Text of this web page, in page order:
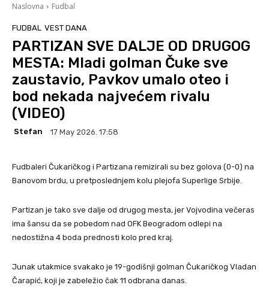
Naslovna Fudbal
FUDBAL VEST DANA
PARTIZAN SVE DALJE OD DRUGOG
MESTA: Mladi golman Čuke sve
zaustavio, Pavkov umalo oteo i
bod nekada najvećem rivalu
(VIDEO)
Stefan 17 May 2026. 17:58
Fudbaleri Čukaričkog i Partizana remizirali su bez golova (0-0) na
Banovom brdu, u pretposlednjem kolu plejofa Superlige Srbije.
Partizan je tako sve dalje od drugog mesta, jer Vojvodina večeras
ima šansu da se pobedom nad OFK Beogradom odlepi na
nedostižna 4 boda prednosti kolo pred kraj.
Junak utakmice svakako je 19-godišnji golman Čukaričkog Vladan
Čarapić, koji je zabeležio čak 11 odbrana danas.